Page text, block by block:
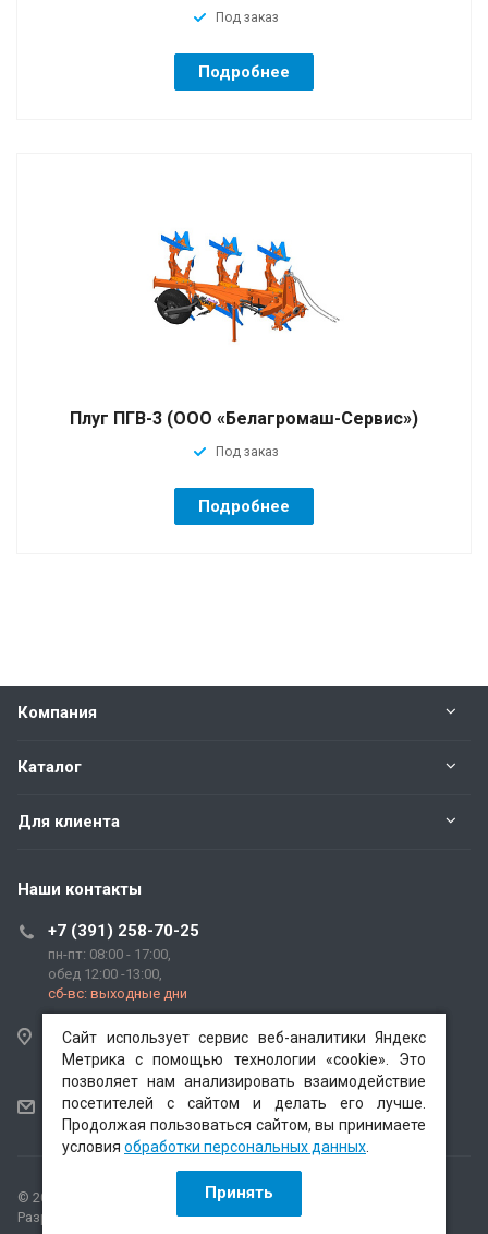
Под заказ
Подробнее
Плуг ПГВ-3 (ООО «Белагромаш-Сервис»)
Под заказ
Подробнее
Компания
Каталог
Для клиента
Наши контакты
+7 (391) 258-70-25
пн-пт: 08:00 - 17:00,
обед 12:00 -13:00,
сб-вс: выходные дни
662520, Красноярский край, г. Красноярск, гп.
Березовка, ул. Трактовая, зд. "1В".
len.agrosnab@yandex.ru
© 2026 ОАО "Ленинскагроснаб"
Разработка
"Графикс"
Сайт использует сервис веб-аналитики Яндекс
Метрика с помощью технологии «cookie». Это
позволяет нам анализировать взаимодействие
посетителей с сайтом и делать его лучше.
Продолжая пользоваться сайтом, вы принимаете
условия обработки персональных данных
Принять
Сайт использует сервис веб-аналитики Яндекс
Метрика с помощью технологии «cookie». Это
позволяет нам анализировать взаимодействие
посетителей с сайтом и делать его лучше.
Продолжая пользоваться сайтом, вы принимаете
условия обработки персональных данных
Принять